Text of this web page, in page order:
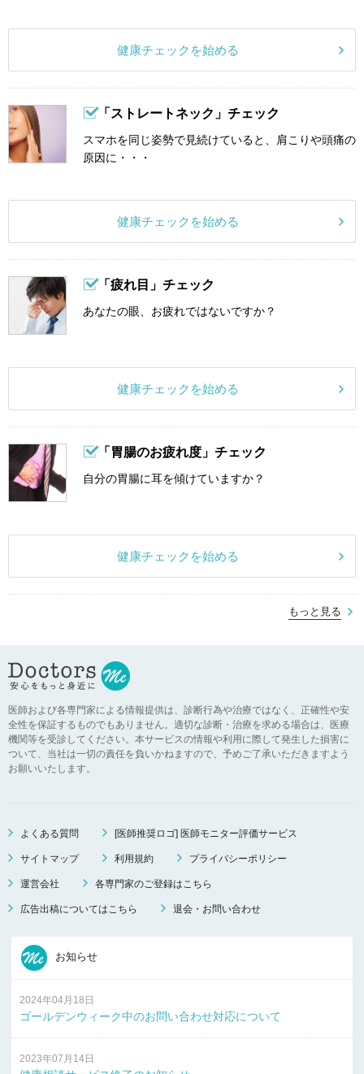
健康チェックを始める
「ストレートネック」チェック
スマホを同じ姿勢で見続けていると、肩こりや頭痛の
原因に・・・
健康チェックを始める
「疲れ目」チェック
あなたの眼、お疲れではないですか？
健康チェックを始める
「胃腸のお疲れ度」チェック
自分の胃腸に耳を傾けていますか？
健康チェックを始める
もっと見る
医師および各専門家による情報提供は、診断行為や治療ではなく、正確性や安
全性を保証するものでもありません。適切な診断・治療を求める場合は、医療
機関等を受診してください。本サービスの情報や利用に際して発生した損害に
ついて、当社は一切の責任を負いかねますので、予めご了承いただきますよう
お願いいたします。
よくある質問 [医師推奨ロゴ] 医師モニター評価サービス
サイトマップ 利用規約 プライバシーポリシー
運営会社 各専門家のご登録はこちら
広告出稿についてはこちら 退会・お問い合わせ
お知らせ
2024年04月18日
ゴールデンウィーク中のお問い合わせ対応について
2023年07月14日